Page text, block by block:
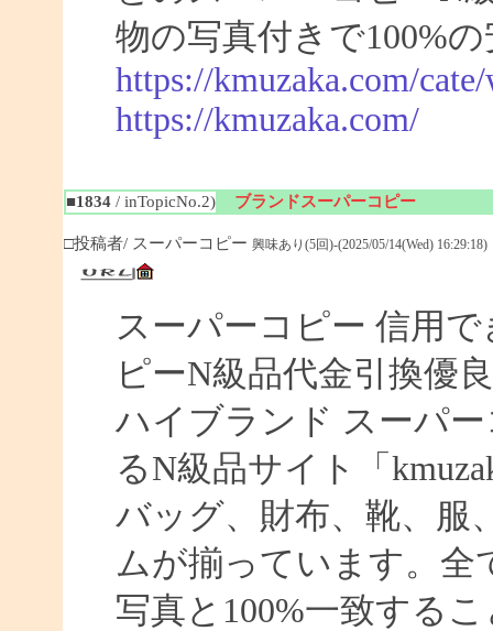
物の写真付きで100%
https://kmuzaka.com/
https://kmuzaka.com/
■1834/ inTopicNo.2) ブランドスーパーコピー
□投稿者/ スーパーコピー 興味あり(5回)-(2025/05/14(Wed) 16:29:18)
スーパーコピー 信用
ピーN級品代金引換優
ハイブランド スーパ
るN級品サイト「
バッグ、財布、靴、服
ムが揃っています。全
写真と100%一致する